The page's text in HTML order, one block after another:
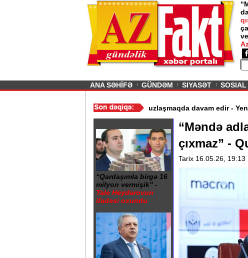
Previous
ANA SƏHİFƏ GÜNDƏM SIYASƏT SOSIAL
dayandırıldı - Video/Azərbaycan nefti ucuzlaşmaqda davam
“Qardaşımla birgə 16
milyon vermişik” -
Tale Heydərovun
ifadəsi oxundu
“Məndə
çıxmaz” -
Tarix 16.05.26, 19:13